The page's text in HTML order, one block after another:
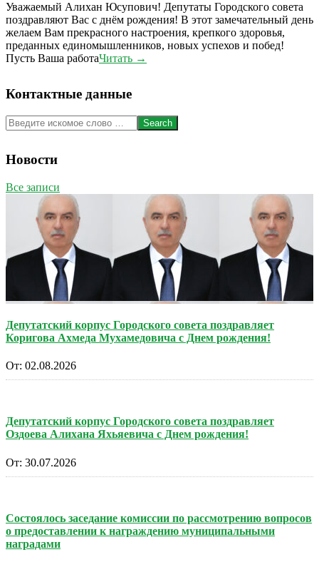
Уважаемый Алихан Юсупович! Депутаты Городского совета
поздравляют Вас с днём рождения! В этот замечательный день
желаем Вам прекрасного настроения, крепкого здоровья,
преданных единомышленников, новых успехов и побед!
Пусть Ваша работаЧитать →
Контактные данные
Search
Новости
Все записи
Депутатский корпус Городского совета поздравляет
Коригова Ахмеда Мухамедовича с Днем рождения!
От: 02.08.2026
Депутатский корпус Городского совета поздравляет
Оздоева Алихана Яхьяевича с Днем рождения!
От: 30.07.2026
Состоялось заседание комиссии по рассмотрению вопросов
о предоставлении к награждению муниципальными
наградами